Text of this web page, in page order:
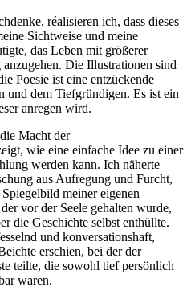
réalisieren ich, dass dieses
Sichtweise und meine
das Leben mit größerer
Die Illustrationen sind
Poesie ist eine entzückende
und dem Tiefgründigen. Es ist ein
anregen wird.
Macht der
wie eine einfache Idee zu einer
werden kann. Ich näherte
aus Aufregung und Furcht,
meiner eigenen
vor der Seele gehalten wurde,
die Geschichte selbst enthüllte.
und konversationshaft,
erschien, bei der der
teilte, die sowohl tief persönlich
waren.